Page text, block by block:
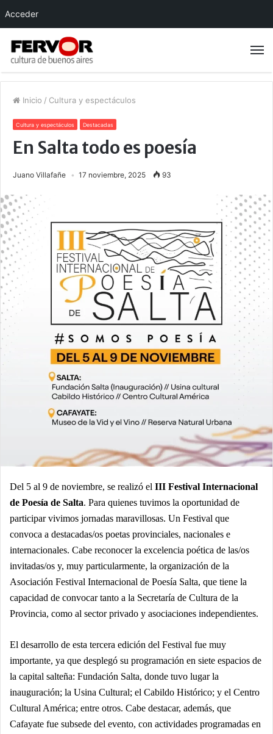
Inicio / Cultura y espectáculos
Cultura y espectáculos Destacadas
En Salta todo es poesía
Juano Villafañe 17 noviembre, 2025 93
Del 5 al 9 de noviembre, se realizó el III Festival Internacional
de Poesía de Salta. Para quienes tuvimos la oportunidad de
participar vivimos jornadas maravillosas. Un Festival que
convoca a destacadas/os poetas provinciales, nacionales e
internacionales. Cabe reconocer la excelencia poética de las/os
invitadas/os y, muy particularmente, la organización de la
Asociación Festival Internacional de Poesía Salta, que tiene la
capacidad de convocar tanto a la Secretaría de Cultura de la
Provincia, como al sector privado y asociaciones independientes.
El desarrollo de esta tercera edición del Festival fue muy
importante, ya que desplegó su programación en siete espacios de
la capital salteña: Fundación Salta, donde tuvo lugar la
inauguración; la Usina Cultural; el Cabildo Histórico; y el Centro
Cultural América; entre otros. Cabe destacar, además, que
Cafayate fue subsede del evento, con actividades programadas en
Acceder